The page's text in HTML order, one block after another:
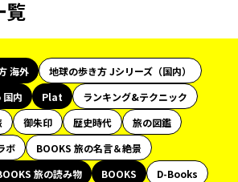
覧
海外
地球の歩き方 Jシリーズ（国内）
内 Plat
ランキング&テクニック
御朱印 歴史時代
旅の図鑑
ボ
BOOKS 旅の名言＆絶景
旅の読み物 BOOKS
D-Books